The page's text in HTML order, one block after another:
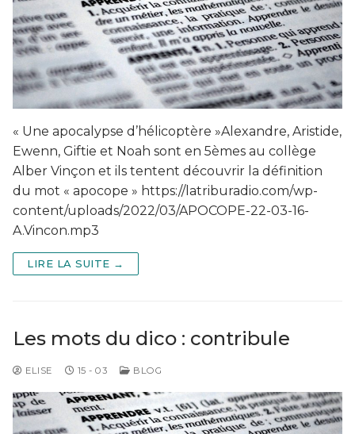
« Une apocalypse d’hélicoptère »Alexandre, Aristide,
Ewenn, Giftie et Noah sont en 5èmes au collège
Alber Vinçon et ils tentent découvrir la définition
du mot « apocope » https://latriburadio.com/wp-
content/uploads/2022/03/APOCOPE-22-03-16-
A.Vincon.mp3
LIRE LA SUITE →
Les mots du dico : contribule
ELISE 15 - 03 BLOG